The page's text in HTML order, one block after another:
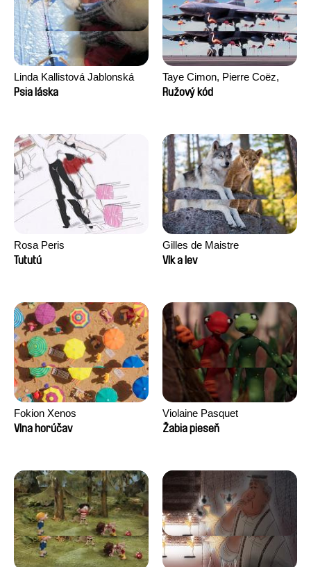
Linda Kallistová Jablonská
Psia láska
Taye Cimon, Pierre Coëz,
Julie Groux, Sandra Leydier,
Ružový kód
Rosa Peris
Tututú
Gilles de Maistre
Vlk a lev
Fokion Xenos
Vlna horúčav
Violaine Pasquet
Žabia pieseň